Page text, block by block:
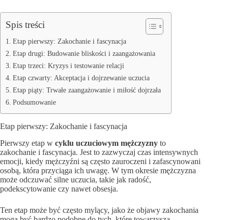
Spis treści
Etap pierwszy: Zakochanie i fascynacja
Etap drugi: Budowanie bliskości i zaangażowania
Etap trzeci: Kryzys i testowanie relacji
Etap czwarty: Akceptacja i dojrzewanie uczucia
Etap piąty: Trwałe zaangażowanie i miłość dojrzała
Podsumowanie
Etap pierwszy: Zakochanie i fascynacja
Pierwszy etap w cyklu uczuciowym mężczyzny to
zakochanie i fascynacja. Jest to zazwyczaj czas intensywnych
emocji, kiedy mężczyźni są często zauroczeni i zafascynowani
osobą, która przyciąga ich uwagę. W tym okresie mężczyzna
może odczuwać silne uczucia, takie jak radość,
podekscytowanie czy nawet obsesja.
Ten etap może być często mylący, jako że objawy zakochania